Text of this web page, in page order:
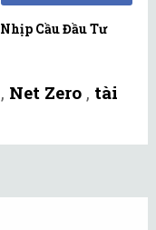
Nhịp Cầu Đầu Tư
, Net Zero , tài